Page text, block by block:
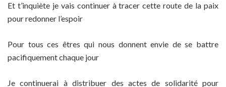
Et t’inquiète je vais continuer à tracer cette route de la paix
pour redonner l’espoir
Pour tous ces êtres qui nous donnent envie de se battre
pacifiquement chaque jour
Je continuerai à distribuer des actes de solidarité pour